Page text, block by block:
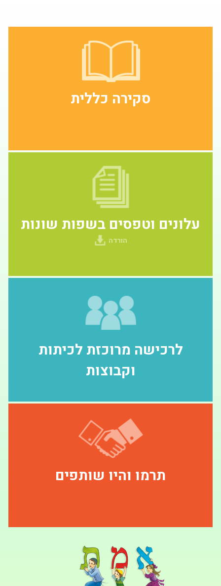
סקירה כללית
עלונים וטפסים בשפות שונות
הורדה
לרכישה מרוכזת לכיתות
וקבוצות
תרמו והיו שותפים